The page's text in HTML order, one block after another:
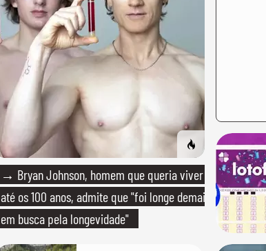
→ Bryan Johnson, homem que queria viver
até os 100 anos, admite que "foi longe demais
em busca pela longevidade"